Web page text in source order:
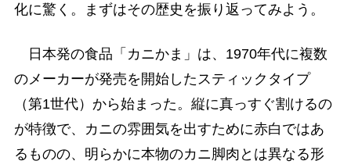
化に驚く。まずはその歴史を振り返ってみよう。
日本発の食品「カニかま」は、1970年代に複数
のメーカーが発売を開始したスティックタイプ
（第1世代）から始まった。縦に真っすぐ割けるの
が特徴で、カニの雰囲気を出すために赤白ではあ
るものの、明らかに本物のカニ脚肉とは異なる形